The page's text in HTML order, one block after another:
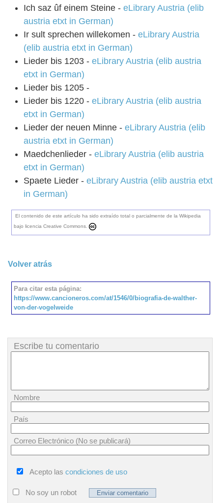
Ich saz ûf einem Steine - eLibrary Austria (elib
austria etxt in German)
Ir sult sprechen willekomen - eLibrary Austria
(elib austria etxt in German)
Lieder bis 1203 - eLibrary Austria (elib austria
etxt in German)
Lieder bis 1205 -
Lieder bis 1220 - eLibrary Austria (elib austria
etxt in German)
Lieder der neuen Minne - eLibrary Austria (elib
austria etxt in German)
Maedchenlieder - eLibrary Austria (elib austria
etxt in German)
Spaete Lieder - eLibrary Austria (elib austria etxt
in German)
El contenido de este artículo ha sido extraído total o parcialmente de la Wikipedia
bajo licencia Creative Commons.
Volver atrás
Para citar esta página:
https://www.cancioneros.com/at/1546/0/biografia-de-walther-
von-der-vogelweide
Escribe tu comentario
Nombre
País
Correo Electrónico (No se publicará)
Acepto las condiciones de uso
No soy un robot